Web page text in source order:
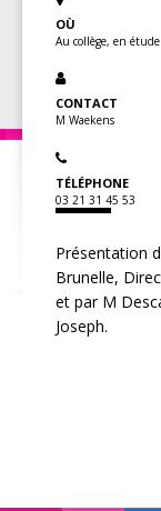
OÙ
Au collège, en étude
CONTACT
M Waekens
TÉLÉPHONE
03 21 31 45 53
Présentation
Brunelle,
et par M
Joseph.